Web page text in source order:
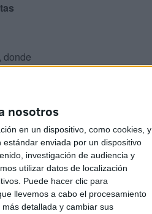
nosotros
en un dispositivo, como cookies, y
enviada por un dispositivo
investigación de audiencia y
utilizar datos de localización
Puede hacer clic para
llevemos a cabo el procesamiento
detallada y cambiar sus
donde